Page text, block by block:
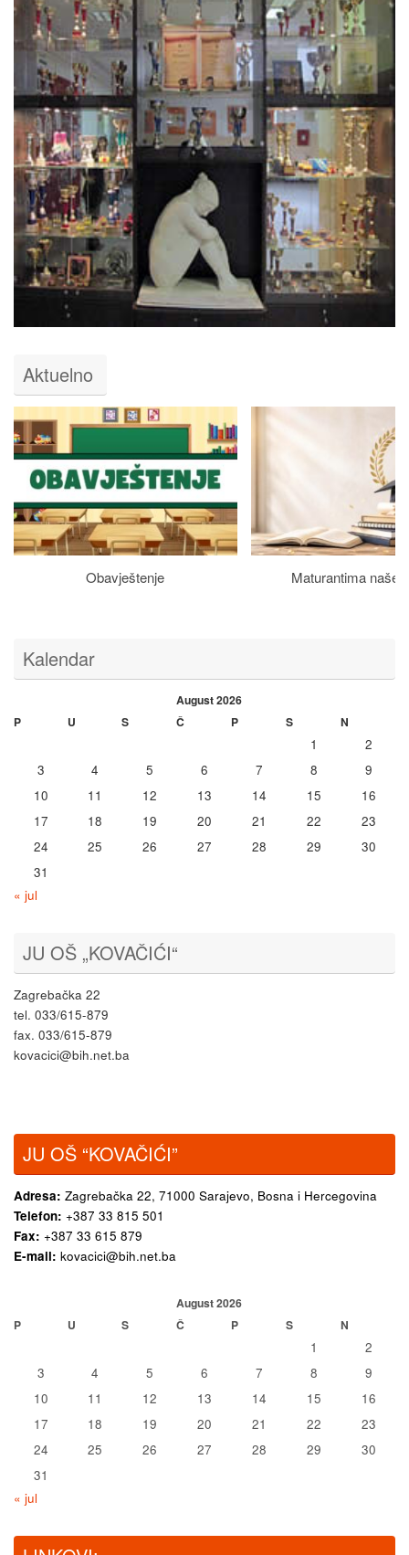
Aktuelno
Obavještenje Maturantima naše
Kalendar
August 2026
P
U S Č P S N
1
2
3
4 5 6 7 8
9
10
11 12 13 14 15
16
17
18 19 20 21 22
23
24
25 26 27 28 29
30
31
« jul
JU OŠ „KOVAČIĆI“
Zagrebačka 22
tel. 033/615-879
fax. 033/615-879
kovacici@bih.net.ba
JU OŠ “KOVAČIĆI”
Adresa: Zagrebačka 22, 71000 Sarajevo, Bosna i Hercegovina
Telefon: +387 33 815 501
Fax: +387 33 615 879
E-mail: kovacici@bih.net.ba
August 2026
P
U S Č P S N
1
2
3
4 5 6 7 8
9
10
11 12 13 14 15
16
17
18 19 20 21 22
23
24
25 26 27 28 29
30
31
« jul